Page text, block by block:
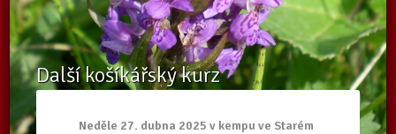
Další košíkářský kurz
Neděle 27. dubna 2025 v kempu ve Starém